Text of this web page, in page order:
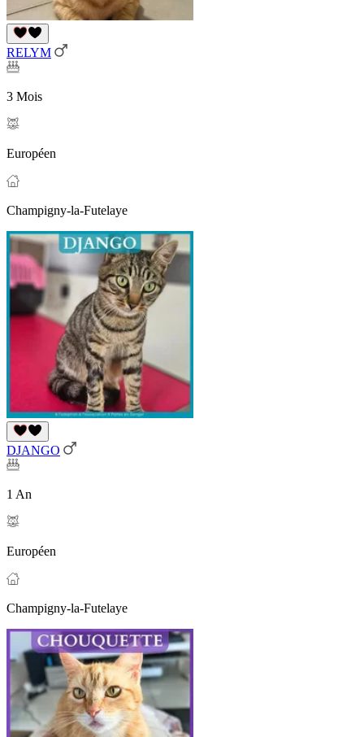
RELYM
3 Mois
Européen
Champigny-la-Futelaye
DJANGO
1 An
Européen
Champigny-la-Futelaye